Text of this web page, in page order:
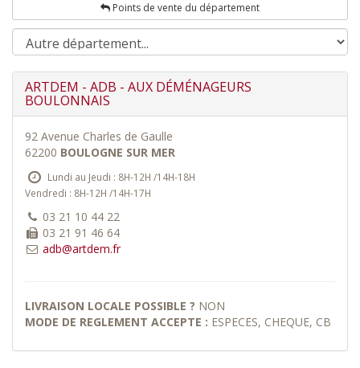
Points de vente du département
ARTDEM - ADB - AUX DÉMÉNAGEURS
BOULONNAIS
92 Avenue Charles de Gaulle
62200 BOULOGNE SUR MER
Lundi au Jeudi : 8H-12H /14H-18H
Vendredi : 8H-12H /14H-17H
03 21 10 44 22
03 21 91 46 64
adb@artdem.fr
LIVRAISON LOCALE POSSIBLE ? NON
MODE DE REGLEMENT ACCEPTE : ESPECES, CHEQUE, CB